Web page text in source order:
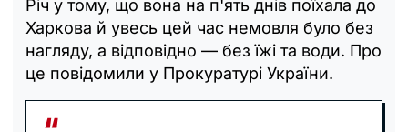
Річ у тому, що вона на п'ять днів поїхала до
Харкова й увесь цей час немовля було без
нагляду, а відповідно — без їжі та води. Про
це повідомили у Прокуратурі України.